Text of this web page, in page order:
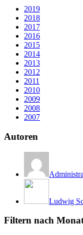
2019
2018
2017
2016
2015
2014
2013
2012
2011
2010
2009
2008
2007
Autoren
Ludwig
Filtern nach